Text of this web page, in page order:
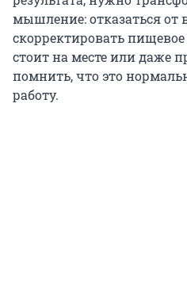
мышление: отказаться
скорректировать
стоит на месте или даже
помнить, что это
работу.